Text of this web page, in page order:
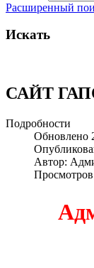
Расширенный
Искать
САЙТ
Подробности
Обновлено
Автор: